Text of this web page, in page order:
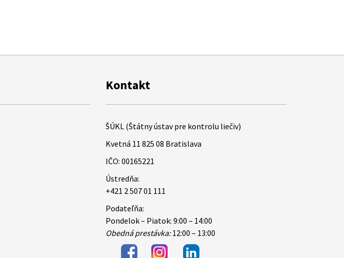
Kontakt
ŠÚKL (Štátny ústav pre kontrolu liečiv)
Kvetná 11 825 08 Bratislava
IČO: 00165221
Ústredňa:
+421 2 507 01 111
Podateľňa:
Pondelok – Piatok: 9:00 – 14:00
Obedná prestávka:12:00 – 13:00